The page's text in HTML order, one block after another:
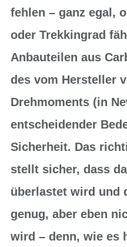
fehlen – ganz egal,
oder Trekkingrad
Anbauteilen aus
des vom Hersteller
Drehmoments (in
entscheidender
Sicherheit. Das
stellt sicher, dass
überlastet wird und
genug, aber eben
wird – denn, wie es